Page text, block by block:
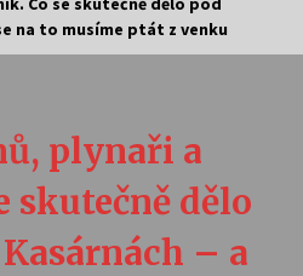
pro děti: Kašpárek v dračí jeskyni
ve Stromovce: Ars Camerata a
Josefíny Duškové: Stávám se
na to musíme ptát z venku
plynaři a
skutečně dělo
– a